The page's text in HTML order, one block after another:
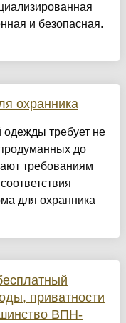
и безопасная.
охранника
требует не
до
требованиям
для охранника
приватности
ВПН-